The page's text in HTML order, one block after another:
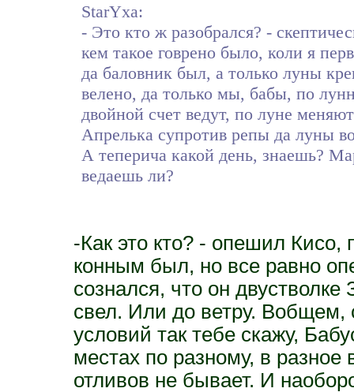
StarYxa:
- Это кто ж разобрался? -
кем такое говрено было, коли я
да баловник был, а только луны
велено, да только мы, бабы, по
двойной счет ведут, по луне
Апрелька супротив репы да луны
А теперича какой день, знаешь?
ведаешь ли?
-Как это кто? - опешил Кисо,
конным был, но все равно
сознался, что он двустволке
свел. Или до ветру. Вобщем,
условий так тебе скажу,
местах по разному, в
отливов не бывает. И